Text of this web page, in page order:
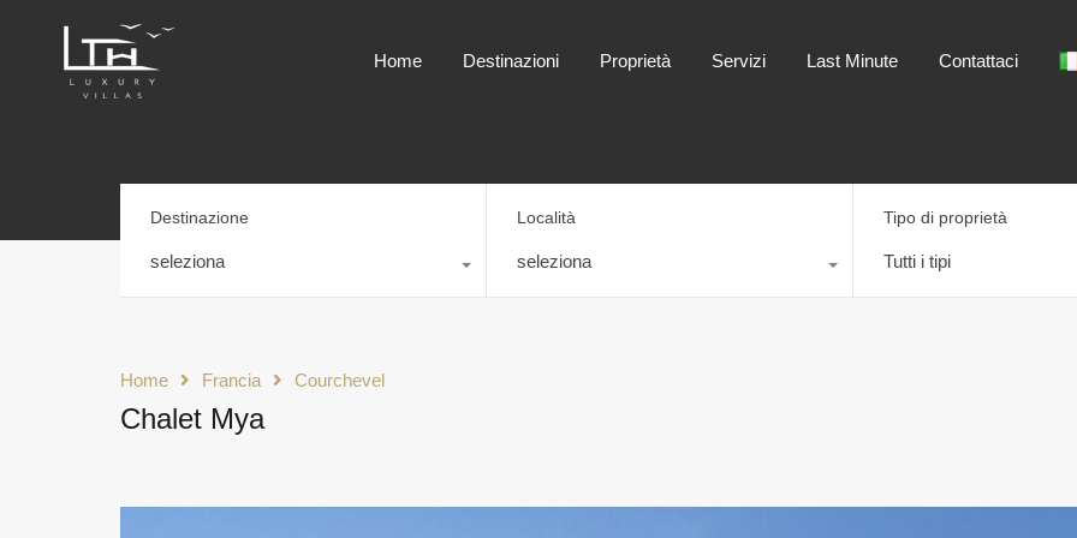
Home
Destinazioni Proprietà Servizi Last Minute Contattaci
Destinazione
seleziona
Località
seleziona
Tipo di proprietà
Tutti i tipi
Home Francia Courchevel
Chalet Mya